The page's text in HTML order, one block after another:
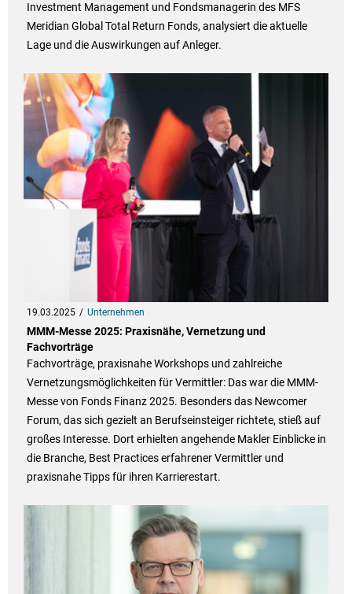
Investment Management und Fondsmanagerin des MFS
Meridian Global Total Return Fonds, analysiert die aktuelle
Lage und die Auswirkungen auf Anleger.
19.03.2025 Unternehmen
MMM-Messe 2025: Praxisnähe, Vernetzung und
Fachvorträge
Fachvorträge, praxisnahe Workshops und zahlreiche
Vernetzungsmöglichkeiten für Vermittler: Das war die MMM-
Messe von Fonds Finanz 2025. Besonders das Newcomer
Forum, das sich gezielt an Berufseinsteiger richtete, stieß auf
großes Interesse. Dort erhielten angehende Makler Einblicke in
die Branche, Best Practices erfahrener Vermittler und
praxisnahe Tipps für ihren Karrierestart.